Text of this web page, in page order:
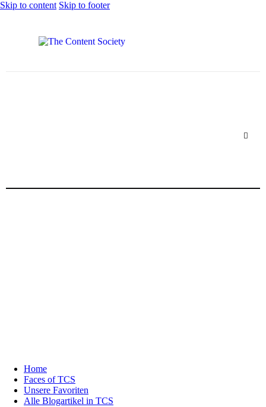
Skip to content Skip to footer
Home
Faces of TCS
Unsere Favoriten
Alle Blogartikel in TCS